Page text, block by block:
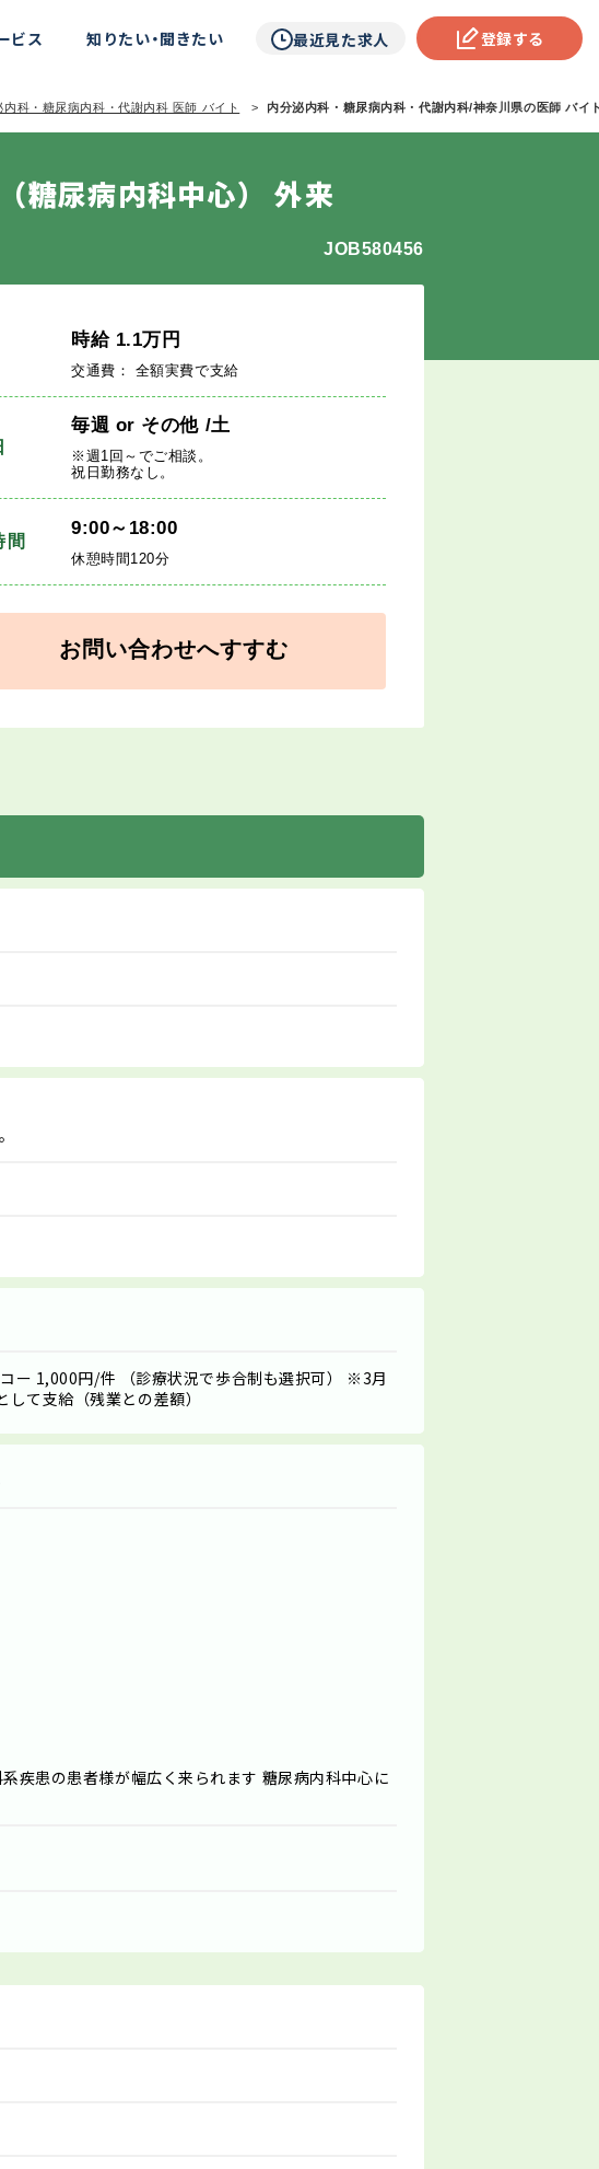
ビス 知りたい・聞きたい 最近見た求人 登録する
内科・糖尿病内科・代謝内科 医師 バイト 内分泌内科・糖尿病内科・代謝内科/神奈川県の医師 バイ
尿病内科中心） 外来
JOB580456
時給1.1万円
交通費： 全額実費で支給
毎週 or その他 /土
※週1回～でご相談。
祝日勤務なし。
間
9:00～18:00
休憩時間120分
お問い合わせへすすむ
ー 1,000円/件 （診療状況で歩合制も選択可） ※3月
て支給（残業との差額）
疾患の患者様が幅広く来られます 糖尿病内科中心に